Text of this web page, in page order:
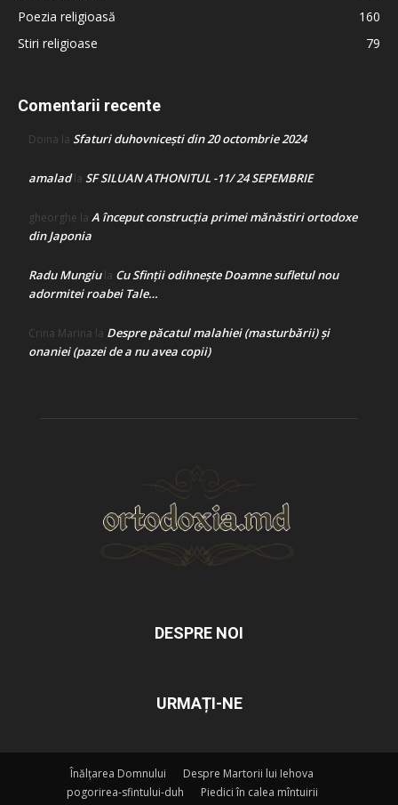
Poezia religioasă
160
Stiri religioase
79
Comentarii recente
Doina la Sfaturi duhovnicești din 20 octombrie 2024
amaladla SF SILUAN ATHONITUL -11/ 24 SEPEMBRIE
gheorghe la A început construcţia primei mănăstiri ortodoxe
din Japonia
Radu Mungiula Cu Sfinții odihnește Doamne sufletul nou
adormitei roabei Tale…
Crina Marina la Despre păcatul malahiei (masturbării) şi
onaniei (pazei de a nu avea copii)
DESPRE NOI
URMAȚI-NE
Înălțarea Domnului
Despre Martorii lui Iehova
pogorirea-sfintului-duh
Piedici în calea mîntuirii